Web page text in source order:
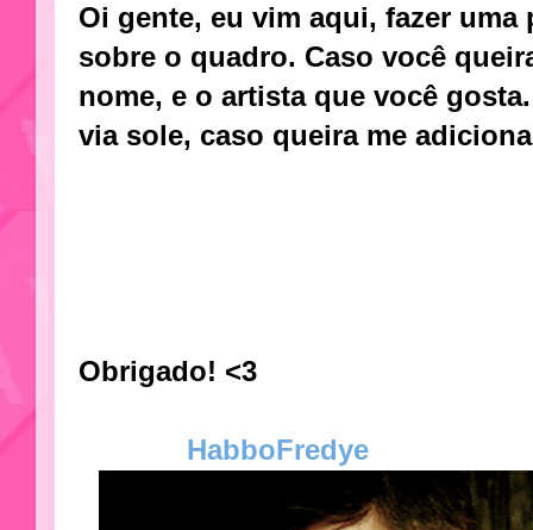
Oi gente, eu vim aqui, fazer uma
sobre o quadro. Caso você
nome, e o artista que você
via sole, caso queira me
Obrigado! <3
HabboFredye